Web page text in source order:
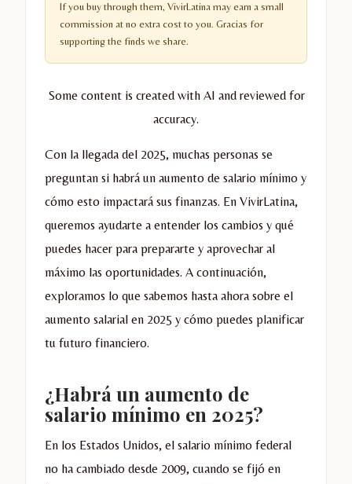
If you buy through them, VivirLatina may earn a small
commission at no extra cost to you. Gracias for
supporting the finds we share.
Some content is created with AI and reviewed for
accuracy.
Con la llegada del 2025, muchas personas se
preguntan si habrá un aumento de salario mínimo y
cómo esto impactará sus finanzas. En VivirLatina,
queremos ayudarte a entender los cambios y qué
puedes hacer para prepararte y aprovechar al
máximo las oportunidades. A continuación,
exploramos lo que sabemos hasta ahora sobre el
aumento salarial en 2025 y cómo puedes planificar
tu futuro financiero.
¿Habrá un aumento de
salario mínimo en 2025?
En los Estados Unidos, el salario mínimo federal
no ha cambiado desde 2009, cuando se fijó en